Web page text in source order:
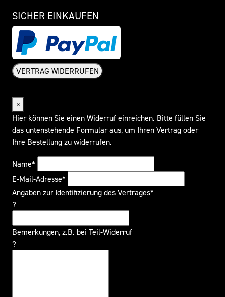
SICHER EINKAUFEN
VERTRAG WIDERRUFEN
×
Hier können Sie einen Widerruf einreichen. Bitte füllen Sie
das untenstehende Formular aus, um Ihren Vertrag oder
Ihre Bestellung zu widerrufen.
Name*
E-Mail-Adresse*
Angaben zur Identifizierung des Vertrages*
?
Bemerkungen, z.B. bei Teil-Widerruf
?